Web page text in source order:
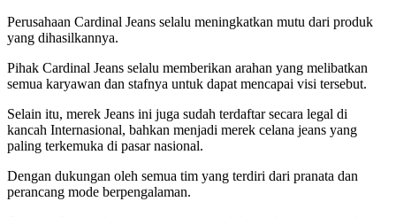
Perusahaan Cardinal Jeans selalu meningkatkan mutu dari produk
yang dihasilkannya.
Pihak Cardinal Jeans selalu memberikan arahan yang melibatkan
semua karyawan dan stafnya untuk dapat mencapai visi tersebut.
Selain itu, merek Jeans ini juga sudah terdaftar secara legal di
kancah Internasional, bahkan menjadi merek celana jeans yang
paling terkemuka di pasar nasional.
Dengan dukungan oleh semua tim yang terdiri dari pranata dan
perancang mode berpengalaman.